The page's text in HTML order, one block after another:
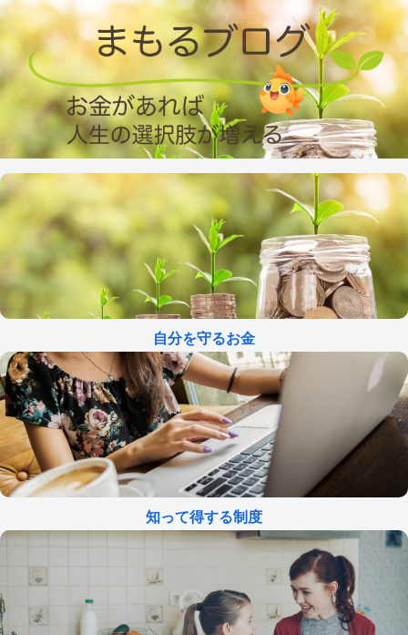
自分を守るお金
知って得する制度